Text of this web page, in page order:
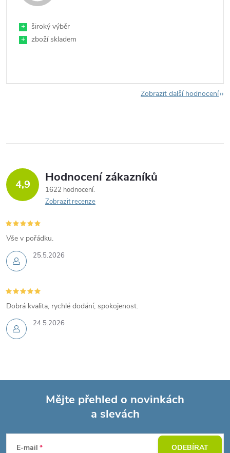
+
široký výběr
+
zboží skladem
Zobrazit další hodnocení
4,9 Hodnocení zákazníků
1622 hodnocení
Zobrazit recenze
25.5.2026
Vše v pořádku.
24.5.2026
Dobrá kvalita, rychlé dodání, spokojenost.
Mějte přehled o novinkách
a slevách
E-mail ODEBÍRAT